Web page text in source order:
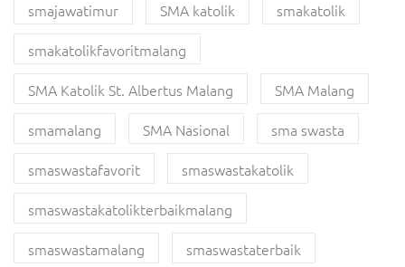
smajawatimur
SMA katolik
smakatolik
smakatolikfavoritmalang
SMA Katolik St. Albertus Malang
SMA Malang
smamalang
SMA Nasional
sma swasta
smaswastafavorit
smaswastakatolik
smaswastakatolikterbaikmalang
smaswastamalang
smaswastaterbaik